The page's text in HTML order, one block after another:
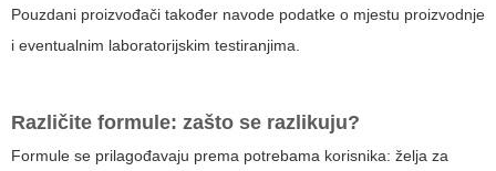
Pouzdani proizvođači također navode podatke o mjestu proizvodnje
i eventualnim laboratorijskim testiranjima.
Različite formule: zašto se razlikuju?
Formule se prilagođavaju prema potrebama korisnika: želja za